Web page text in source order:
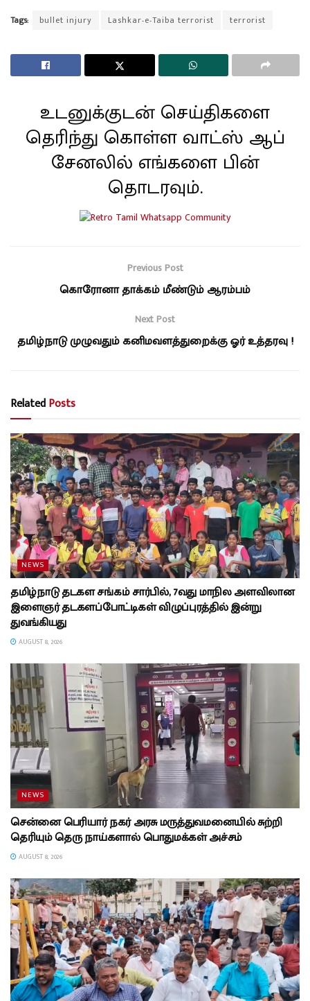
Tags: bullet injury Lashkar-e-Taiba terrorist terrorist
உடனுக்குடன் செய்திகளை
தெரிந்து கொள்ள வாட்ஸ் ஆப்
சேனலில் எங்களை பின்
தொடரவும்.
Previous Post
கொரோனா தாக்கம் மீண்டும் ஆரம்பம்
Next Post
தமிழ்நாடு முழுவதும் கனிமவளத்துறைக்கு ஓர் உத்தரவு !
RelatedPosts
NEWS
தமிழ்நாடு தடகள சங்கம் சார்பில், 7வது மாநில அளவிலான
இளைஞர் தடகளப்போட்டிகள் விழுப்புரத்தில் இன்று
துவங்கியது
AUGUST 8, 2026
NEWS
சென்னை பெரியார் நகர் அரசு மருத்துவமனையில் சுற்றி
தெரியும் தெரு நாய்களால் பொதுமக்கள் அச்சம்
AUGUST 8, 2026